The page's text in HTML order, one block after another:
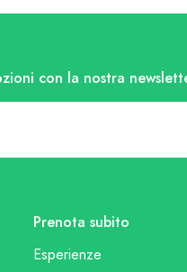
con la nostra
Prenota subito
Esperienze